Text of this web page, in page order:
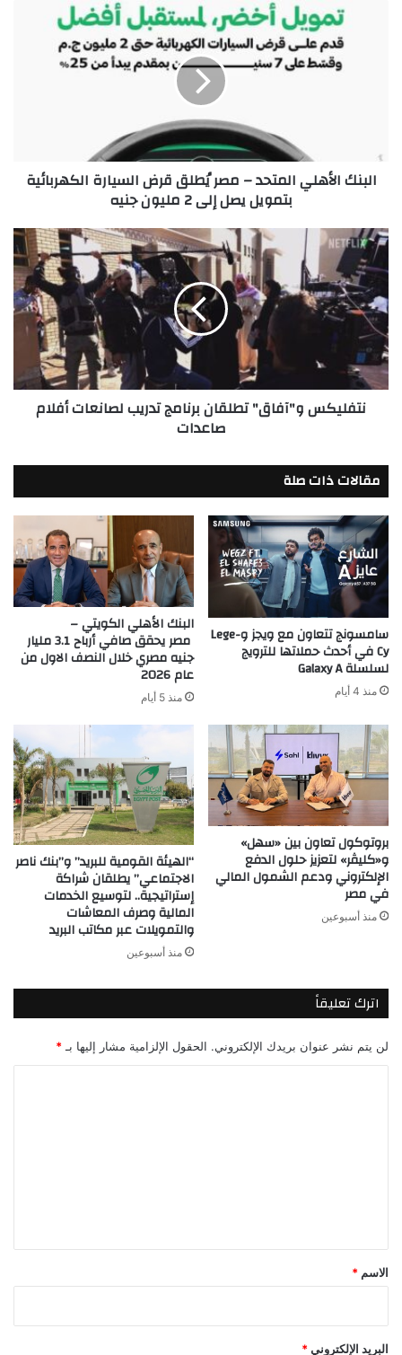
الكهربائية
بتمويل
2
مليون
جنيه
البنك الأهلي المتحد – مصر يُطلق قرض السيارة الكهربائية
بتمويل يصل إلى 2 مليون جنيه
نتفليكس
و"آفاق"
تطلقان
برنامج
تدريب
لصانعات
أفلام
صاعدات
نتفليكس و"آفاق" تطلقان برنامج تدريب لصانعات أفلام
صاعدات
مقالات ذات صلة
سامسونج تتعاون مع ويجز وLege-
Cy في أحدث حملاتها للترويج
لسلسلة Galaxy A
منذ 4 أيام
البنك الأهلي الكويتي –
مصر يحقق صافي أرباح 3.1 مليار
جنيه مصري خلال النصف الاول من
عام 2026
منذ 5 أيام
بروتوكول تعاون بين «سهل»
و«كليڤر» لتعزيز حلول الدفع
الإلكتروني ودعم الشمول المالي
في مصر
منذ أسبوعين
“الهيئة القومية للبريد” و”بنك ناصر
الاجتماعي” يطلقان شراكة
إستراتيجية.. لتوسيع الخدمات
المالية وصرف المعاشات
والتمويلات عبر مكاتب البريد
منذ أسبوعين
اترك تعليقاً
لن يتم نشر عنوان بريدك الإلكتروني. الحقول الإلزامية مشار إليها بـ *
*
الاسم *
البريد الإلكتروني *